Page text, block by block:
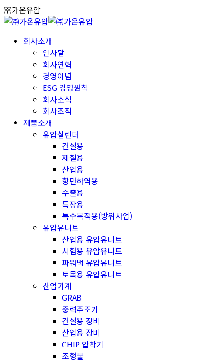
Skip
to
㈜가온유압
회사소개
인사말
회사연혁
경영이념
ESG 경영원칙
회사소식
회사조직
제품소개
유압실린더
건설용
제철용
산업용
항만하역용
수출용
특장용
특수목적용(방위사업)
유압유니트
산업용 유압유니트
시험용 유압유니트
파워팩 유압유니트
토목용 유압유니트
산업기계
GRAB
중력주조기
건설용 장비
산업용 장비
CHIP 압착기
조형물